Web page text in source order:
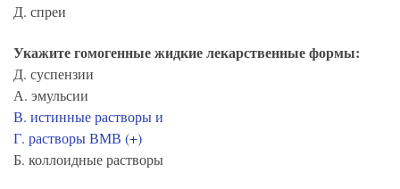
Д. спреи
Укажите гомогенные жидкие лекарственные формы:
Д. суспензии
А. эмульсии
В. истинные растворы и
Г. растворы ВМВ (+)
Б. коллоидные растворы